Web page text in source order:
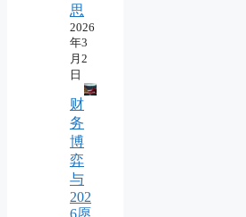
思
2026
年3
月2
日
财
务
博
弈
与
202
6愿